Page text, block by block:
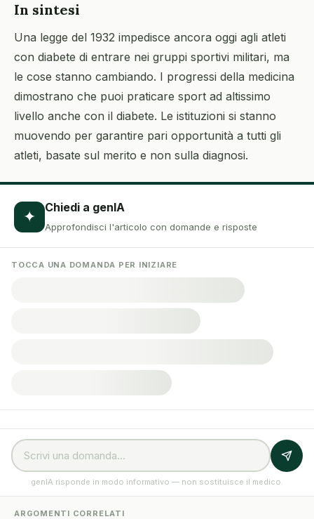
In sintesi
Una legge del 1932 impedisce ancora oggi agli atleti
con diabete di entrare nei gruppi sportivi militari, ma
le cose stanno cambiando. I progressi della medicina
dimostrano che puoi praticare sport ad altissimo
livello anche con il diabete. Le istituzioni si stanno
muovendo per garantire pari opportunità a tutti gli
atleti, basate sul merito e non sulla diagnosi.
✦ Chiedi a genIA
Approfondisci l'articolo con domande e risposte
TOCCA UNA DOMANDA PER INIZIARE
genIA risponde in modo informativo — non sostituisce il medico.
ARGOMENTI CORRELATI